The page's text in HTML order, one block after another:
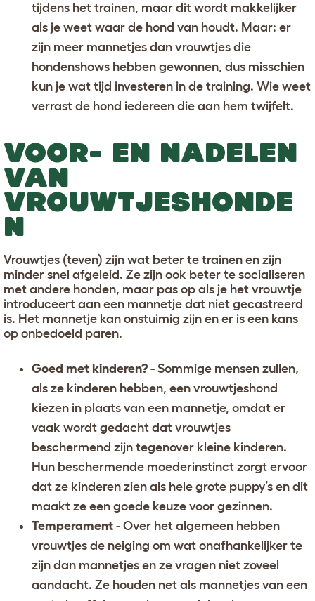
tijdens het trainen, maar dit wordt makkelijker
als je weet waar de hond van houdt. Maar: er
zijn meer mannetjes dan vrouwtjes die
hondenshows hebben gewonnen, dus misschien
kun je wat tijd investeren in de training. Wie weet
verrast de hond iedereen die aan hem twijfelt.
VOOR- EN NADELEN
VAN
VROUWTJESHONDE
N
Vrouwtjes (teven) zijn wat beter te trainen en zijn
minder snel afgeleid. Ze zijn ook beter te socialiseren
met andere honden, maar pas op als je het vrouwtje
introduceert aan een mannetje dat niet gecastreerd
is. Het mannetje kan onstuimig zijn en er is een kans
op onbedoeld paren.
Goed met kinderen? - Sommige mensen zullen,
als ze kinderen hebben, een vrouwtjeshond
kiezen in plaats van een mannetje, omdat er
vaak wordt gedacht dat vrouwtjes
beschermend zijn tegenover kleine kinderen.
Hun beschermende moederinstinct zorgt ervoor
dat ze kinderen zien als hele grote puppy’s en dit
maakt ze een goede keuze voor gezinnen.
Temperament - Over het algemeen hebben
vrouwtjes de neiging om wat onafhankelijker te
zijn dan mannetjes en ze vragen niet zoveel
aandacht. Ze houden net als mannetjes van een